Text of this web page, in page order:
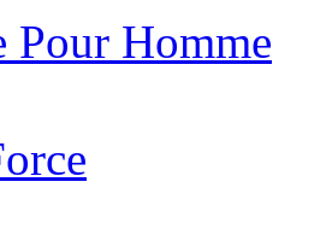
Homme